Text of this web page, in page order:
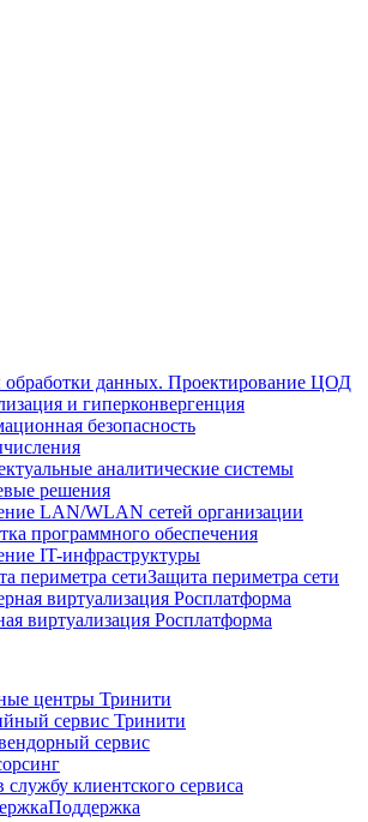
данных. Проектирование ЦОД
и гиперконвергенция
безопасность
аналитические системы
решения
LAN/WLAN сетей организации
программного обеспечения
IT-инфраструктуры
Защита периметра сети
виртуализация Росплатформа
центры Тринити
сервис Тринити
сервис
службу клиентского сервиса
Поддержка